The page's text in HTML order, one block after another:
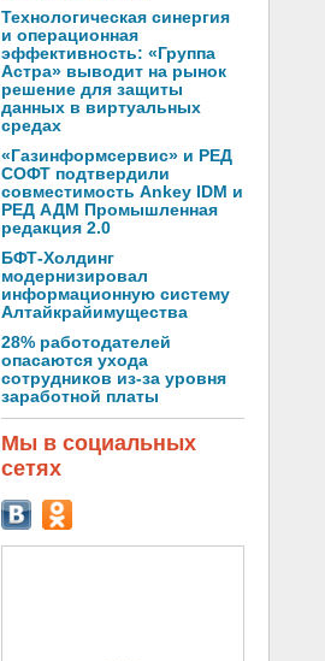
Технологическая синергия
и операционная
эффективность: «Группа
Астра» выводит на рынок
решение для защиты
данных в виртуальных
средах
«Газинформсервис» и РЕД
СОФТ подтвердили
совместимость Ankey IDM и
РЕД АДМ Промышленная
редакция 2.0
БФТ-Холдинг
модернизировал
информационную систему
Алтайкрайимущества
28% работодателей
опасаются ухода
сотрудников из-за уровня
заработной платы
Мы в социальных
сетях